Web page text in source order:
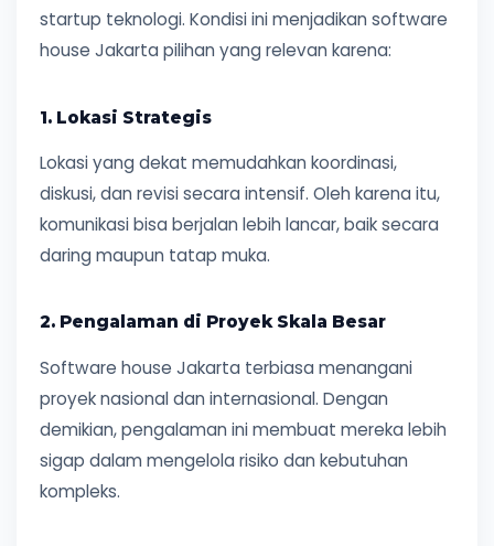
startup teknologi. Kondisi ini menjadikan software
house Jakarta pilihan yang relevan karena:
1. Lokasi Strategis
Lokasi yang dekat memudahkan koordinasi,
diskusi, dan revisi secara intensif. Oleh karena itu,
komunikasi bisa berjalan lebih lancar, baik secara
daring maupun tatap muka.
2. Pengalaman di Proyek Skala Besar
Software house Jakarta terbiasa menangani
proyek nasional dan internasional. Dengan
demikian, pengalaman ini membuat mereka lebih
sigap dalam mengelola risiko dan kebutuhan
kompleks.